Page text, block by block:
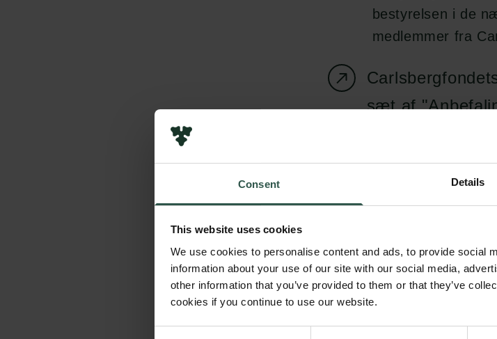
Consent Details
This website uses cookies
We use cookies to personalise content and ads, to provide social
information about your use of our site with our social media,
other information that you’ve provided to them or that they’ve
cookies if you continue to use our website.
bestyrelsen i de
medlemmer fra
sæt af
Fondsledelses
Download